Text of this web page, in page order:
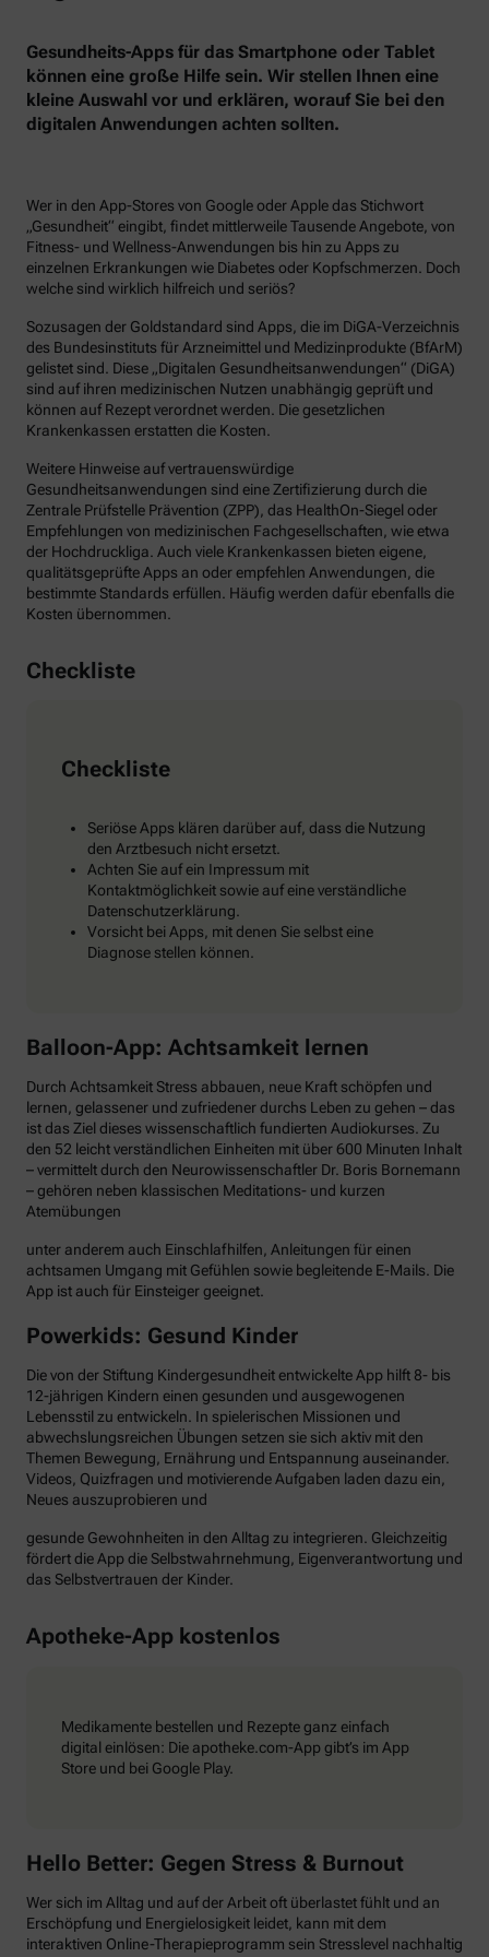
Gesundheits-Apps für das Smartphone oder Tablet
können eine große Hilfe sein. Wir stellen Ihnen eine
kleine Auswahl vor und erklären, worauf Sie bei den
digitalen Anwendungen achten sollten.
Wer in den App-Stores von Google oder Apple das Stichwort
„Gesundheit“ eingibt, findet mittlerweile Tausende Angebote, von
Fitness- und Wellness-Anwendungen bis hin zu Apps zu
einzelnen Erkrankungen wie Diabetes oder Kopfschmerzen. Doch
welche sind wirklich hilfreich und seriös?
Sozusagen der Goldstandard sind Apps, die im DiGA-Verzeichnis
des Bundesinstituts für Arzneimittel und Medizinprodukte (BfArM)
gelistet sind. Diese „Digitalen Gesundheitsanwendungen“ (DiGA)
sind auf ihren medizinischen Nutzen unabhängig geprüft und
können auf Rezept verordnet werden. Die gesetzlichen
Krankenkassen erstatten die Kosten.
Weitere Hinweise auf vertrauenswürdige
Gesundheitsanwendungen sind eine Zertifizierung durch die
Zentrale Prüfstelle Prävention (ZPP), das HealthOn-Siegel oder
Empfehlungen von medizinischen Fachgesellschaften, wie etwa
der Hochdruckliga. Auch viele Krankenkassen bieten eigene,
qualitätsgeprüfte Apps an oder empfehlen Anwendungen, die
bestimmte Standards erfüllen. Häufig werden dafür ebenfalls die
Kosten übernommen.
Checkliste
Checkliste
Seriöse Apps klären darüber auf, dass die Nutzung
den Arztbesuch nicht ersetzt.
Achten Sie auf ein Impressum mit
Kontaktmöglichkeit sowie auf eine verständliche
Datenschutzerklärung.
Vorsicht bei Apps, mit denen Sie selbst eine
Diagnose stellen können.
Balloon-App: Achtsamkeit lernen
Durch Achtsamkeit Stress abbauen, neue Kraft schöpfen und
lernen, gelassener und zufriedener durchs Leben zu gehen – das
ist das Ziel dieses wissenschaftlich fundierten Audiokurses. Zu
den 52 leicht verständlichen Einheiten mit über 600 Minuten Inhalt
– vermittelt durch den Neurowissenschaftler Dr. Boris Bornemann
– gehören neben klassischen Meditations- und kurzen
Atemübungen
unter anderem auch Einschlafhilfen, Anleitungen für einen
achtsamen Umgang mit Gefühlen sowie begleitende E-Mails. Die
App ist auch für Einsteiger geeignet.
Powerkids: Gesund Kinder
Die von der Stiftung Kindergesundheit entwickelte App hilft 8- bis
12-jährigen Kindern einen gesunden und ausgewogenen
Lebensstil zu entwickeln. In spielerischen Missionen und
abwechslungsreichen Übungen setzen sie sich aktiv mit den
Themen Bewegung, Ernährung und Entspannung auseinander.
Videos, Quizfragen und motivierende Aufgaben laden dazu ein,
Neues auszuprobieren und
gesunde Gewohnheiten in den Alltag zu integrieren. Gleichzeitig
fördert die App die Selbstwahrnehmung, Eigenverantwortung und
das Selbstvertrauen der Kinder.
Apotheke-App kostenlos
Medikamente bestellen und Rezepte ganz einfach
digital einlösen: Die apotheke.com-App gibt’s im App
Store und bei Google Play.
Hello Better: Gegen Stress & Burnout
Wer sich im Alltag und auf der Arbeit oft überlastet fühlt und an
Erschöpfung und Energielosigkeit leidet, kann mit dem
interaktiven Online-Therapieprogramm sein Stresslevel nachhaltig